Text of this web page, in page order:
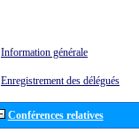
Information générale
Enregistrement des délégués
Conférences relatives